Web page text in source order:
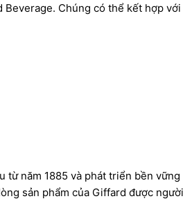
Chúng có thể kết hợp
năm 1885 và phát triển bền
sản phẩm của Giffard được